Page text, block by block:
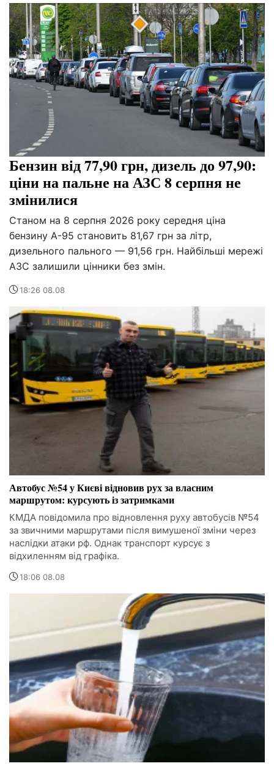
Бензин від 77,90 грн, дизель до 97,90:
ціни на пальне на АЗС 8 серпня не
змінилися
Станом на 8 серпня 2026 року середня ціна
бензину А-95 становить 81,67 грн за літр,
дизельного пального — 91,56 грн. Найбільші мережі
АЗС залишили цінники без змін.
18:26 08.08
Автобус №54 у Києві відновив рух за власним
маршрутом: курсують із затримками
КМДА повідомила про відновлення руху автобусів №54
за звичними маршрутами після вимушеної зміни через
наслідки атаки рф. Однак транспорт курсує з
відхиленням від графіка.
18:06 08.08